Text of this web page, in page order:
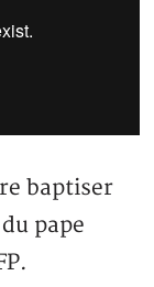
baptiser
pape